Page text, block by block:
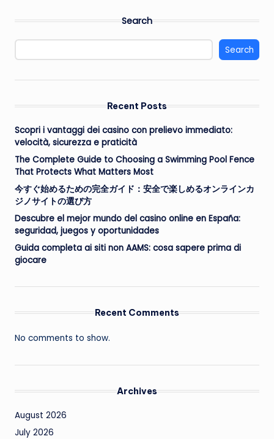
Search
Search
Recent Posts
Scopri i vantaggi dei casino con prelievo immediato:
velocità, sicurezza e praticità
The Complete Guide to Choosing a Swimming Pool Fence
That Protects What Matters Most
今すぐ始めるための完全ガイド：安全で楽しめるオンラインカ
ジノサイトの選び方
Descubre el mejor mundo del casino online en España:
seguridad, juegos y oportunidades
Guida completa ai siti non AAMS: cosa sapere prima di
giocare
Recent Comments
No comments to show.
Archives
August 2026
July 2026